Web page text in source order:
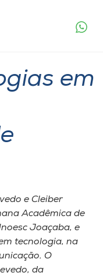
em
e Cleiber
Acadêmica de
Joaçaba, e
tecnologia, na
O
da